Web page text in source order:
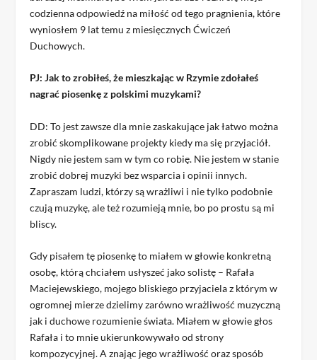
codzienna odpowiedź na miłość od tego pragnienia, które
wyniosłem 9 lat temu z miesięcznych Ćwiczeń
Duchowych.
PJ: Jak to zrobiłeś, że mieszkając w Rzymie zdołałeś
nagrać piosenkę z polskimi muzykami?
DD: To jest zawsze dla mnie zaskakujące jak łatwo można
zrobić skomplikowane projekty kiedy ma się przyjaciół.
Nigdy nie jestem sam w tym co robię. Nie jestem w stanie
zrobić dobrej muzyki bez wsparcia i opinii innych.
Zapraszam ludzi, którzy są wrażliwi i nie tylko podobnie
czują muzykę, ale też rozumieją mnie, bo po prostu są mi
bliscy.
Gdy pisałem tę piosenkę to miałem w głowie konkretną
osobę, którą chciałem usłyszeć jako solistę – Rafała
Maciejewskiego, mojego bliskiego przyjaciela z którym w
ogromnej mierze dzielimy zarówno wrażliwość muzyczną
jak i duchowe rozumienie świata. Miałem w głowie głos
Rafała i to mnie ukierunkowywało od strony
kompozycyjnej. A znając jego wrażliwość oraz sposób